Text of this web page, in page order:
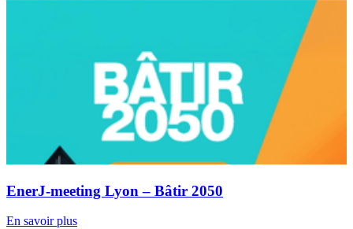
EnerJ-meeting Lyon – Bâtir 2050
En savoir plus